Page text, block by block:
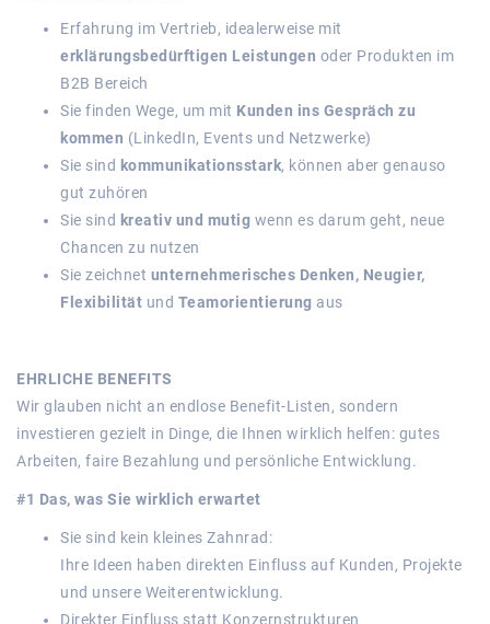
Erfahrung im Vertrieb, idealerweise mit
erklärungsbedürftigen Leistungen oder Produkten im
B2B Bereich
Sie finden Wege, um mit Kunden ins Gespräch zu
kommen (LinkedIn, Events und Netzwerke)
Sie sind kommunikationsstark, können aber genauso
gut zuhören
Sie sind kreativ und mutig wenn es darum geht, neue
Chancen zu nutzen
Sie zeichnet unternehmerisches Denken, Neugier,
Flexibilität und Teamorientierung aus
EHRLICHE BENEFITS
Wir glauben nicht an endlose Benefit-Listen, sondern
investieren gezielt in Dinge, die Ihnen wirklich helfen: gutes
Arbeiten, faire Bezahlung und persönliche Entwicklung.
#1 Das, was Sie wirklich erwartet
Sie sind kein kleines Zahnrad:
Ihre Ideen haben direkten Einfluss auf Kunden, Projekte
und unsere Weiterentwicklung.
Direkter Einfluss statt Konzernstrukturen